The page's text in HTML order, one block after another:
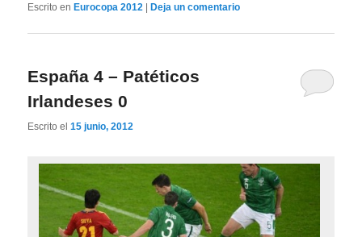
Escrito en Eurocopa 2012 |Deja un comentario
España 4 – Patéticos
Irlandeses 0
Escrito el15 junio, 2012